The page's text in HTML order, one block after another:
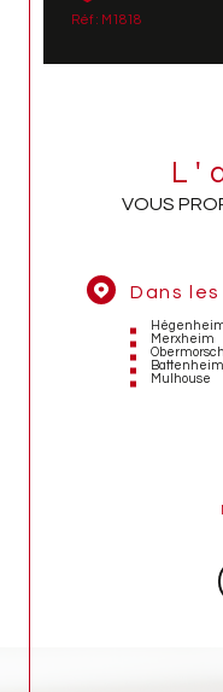
Réf : M1818
VOUS
Dans
Merxheim
Battenheim
Mulhouse